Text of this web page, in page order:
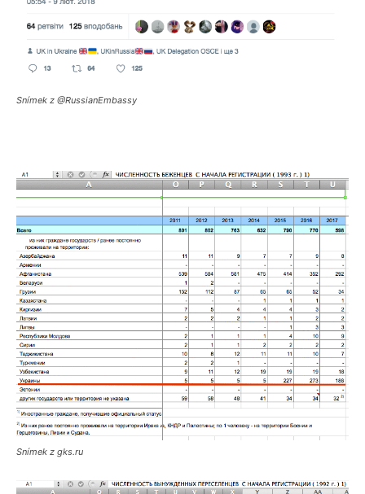
Snímek z @RussianEmbassy
Snímek z gks.ru